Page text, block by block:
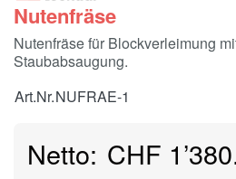
Nutenfräse
Nutenfräse für Blockverleimung
Staubabsaugung.
Art.Nr.NUFRAE-1
CHF